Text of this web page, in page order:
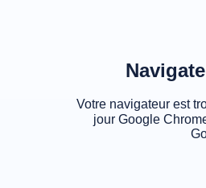
Votre navigateur est
jour Google